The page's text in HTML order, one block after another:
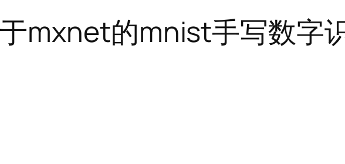
mxnet的mnist手写数字